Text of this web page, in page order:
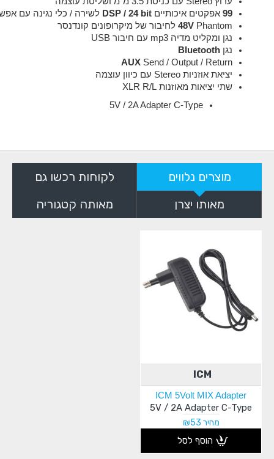
99 אפקטים איכותיים
לשירה / כלי נגינה עם
48V Phantom לחיבור של מיקרופונים קונדנסר
נגן ומקליט מדיה mp3 עם חיבור USB
נגן Bluetooth
AUX Send / Output / Return
יציאת אוזניות Stereo עם כיוון עוצמה
שתי יציאות מאוזנות XLR R/L
5V / 2A Adapter C-Type
מוצרים נלווים
לקוחות רכשו גם
מאותו יצרן
מאותה קטגוריה
ICM
ICM 5Volt MIX Adapter
5V / 2A Adapter C-Type
מחיר ₪53
הוסף לסל